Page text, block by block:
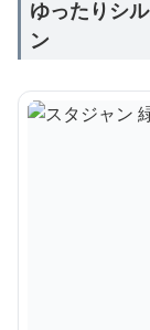
ゆったりシ
ン